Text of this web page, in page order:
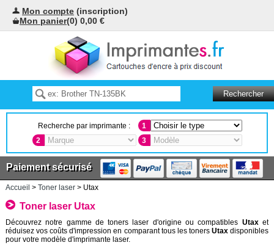
Mon compte (inscription)
Mon panier(0) 0,00 €
Recherche par imprimante :
1
2
3
Paiement sécurisé
Accueil > Toner laser> Utax
Toner laser Utax
Découvrez notre gamme de toners laser d'origine ou compatibles Utaxet
réduisez vos coûts d'impression en comparant tous les toners Utaxdisponibles
pour votre modèle d'imprimante laser.